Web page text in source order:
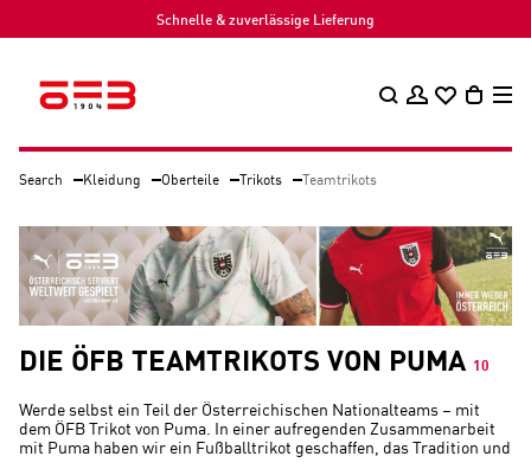
Schnelle & zuverlässige Lieferung
Search Kleidung Oberteile Trikots Teamtrikots
DIE ÖFB TEAMTRIKOTS VON PUMA 10
Werde selbst ein Teil der Österreichischen Nationalteams – mit
dem ÖFB Trikot von Puma. In einer aufregenden Zusammenarbeit
mit Puma haben wir ein Fußballtrikot geschaffen, das Tradition und